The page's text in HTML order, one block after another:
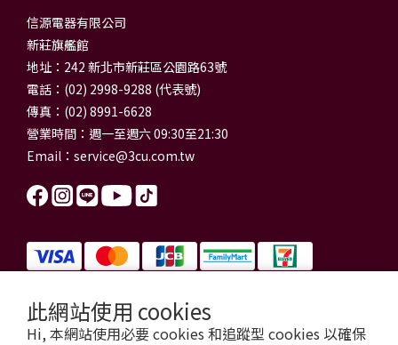
此網站使用 cookies
Hi, 本網站使用必要 cookies 和追蹤型 cookies 以確保
信源電器有限公司
新莊旗艦館
地址：242 新北市新莊區公園路63號
電話：(02) 2998-9288 (代表號)
傳真：(02) 8991-6628
營業時間：週一至週六 09:30至21:30
Email： service@3cu.com.tw
信源電器有限公司 統一編號：84179325
門市地址：新北市新莊區公園路63號